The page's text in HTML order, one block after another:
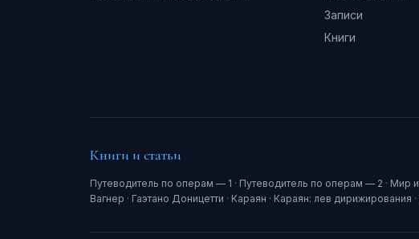
Записи
Книги
Книги и статьи
Путеводитель по операм — 1 · Путеводитель по операм — 2 · Мир
Вагнер · Гаэтано Доницетти · Караян · Караян: лев дирижирования ·